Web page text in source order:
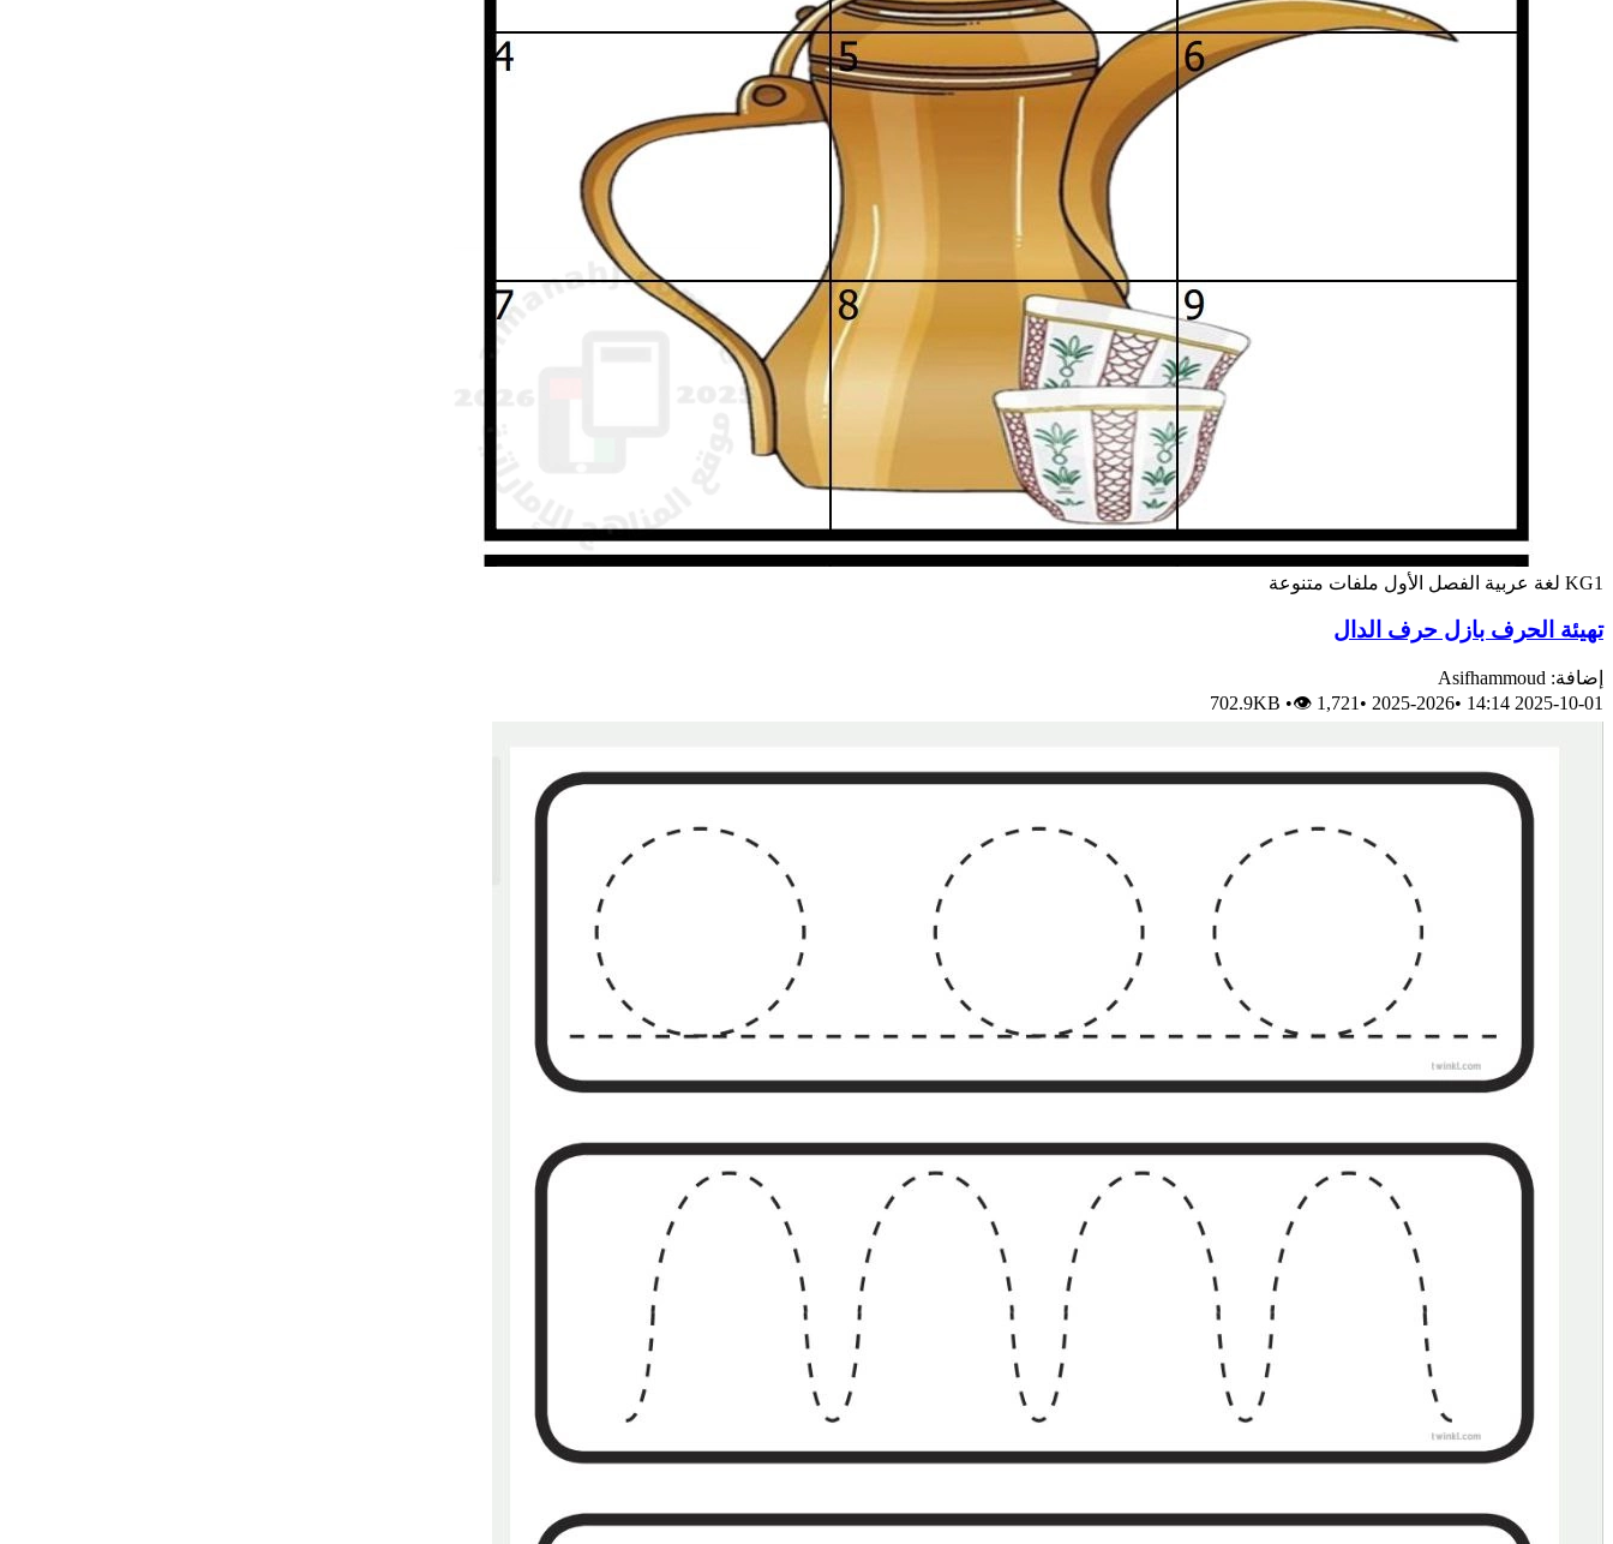
KG1 لغة عربية الفصل الأول ملفات متنوعة
تهيئة الحرف بازل حرف الدال
إضافة: Asifhammoud
2025-10-01 14:14
•
2025-2026
•
702.9KB •👁 1,721